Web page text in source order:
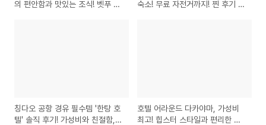
의 편안함과 맛있는 조식! 벳푸 추
숙소! 무료 자전거까지! 찐 후기 및
칭다오 공항 경유 필수템 '한탕 호
텔' 솔직 후기! 가성비와 친절함,
호텔 어라운드 다카야마, 가성비
최고! 힙스터 스타일과 편리한 교